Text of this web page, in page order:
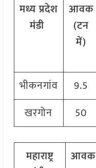
मध्य प्रदेश
मंडी
आवक
(टन
में)
भीकनगांव
9.5
खरगोन
50
महाराष्ट्र
आवक